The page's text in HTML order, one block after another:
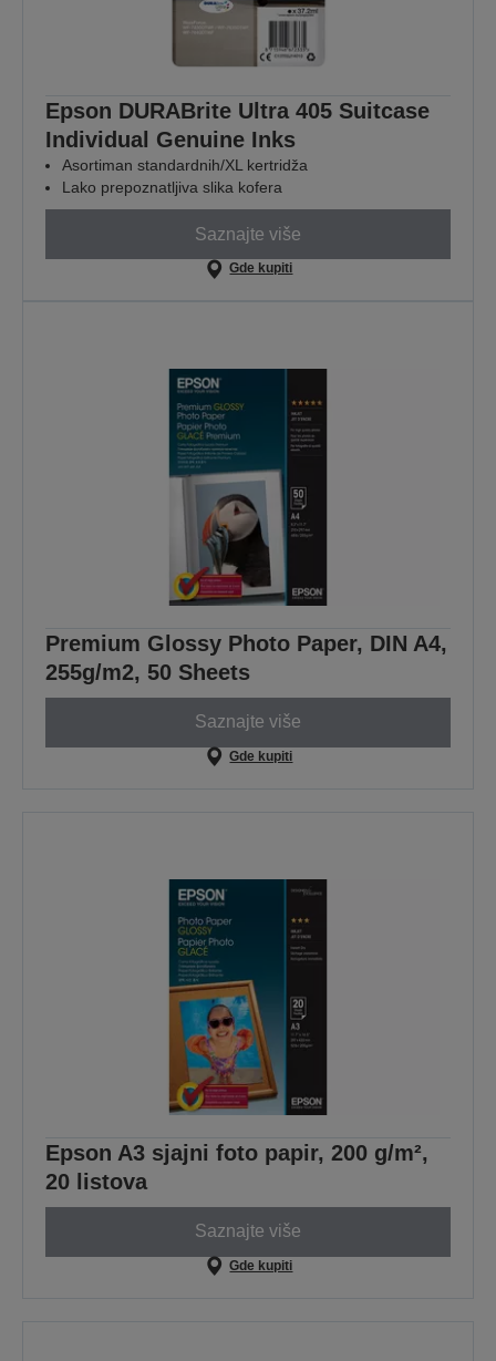
Epson DURABrite Ultra 405 Suitcase
Individual Genuine Inks
Asortiman standardnih/XL kertridža
Lako prepoznatljiva slika kofera
Saznajte više
Gde kupiti
Premium Glossy Photo Paper, DIN A4,
255g/m2, 50 Sheets
Saznajte više
Gde kupiti
Epson A3 sjajni foto papir, 200 g/m²,
20 listova
Saznajte više
Gde kupiti